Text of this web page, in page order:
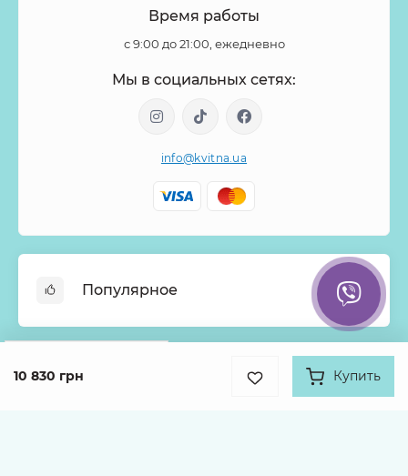
10 830 грн Купить
Время работы
с 9:00 до 21:00, ежедневно
Мы в социальных сетях:
info@kvitna.ua
Популярное
Онлайн-Витрина
Информация